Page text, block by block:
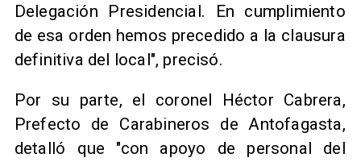
Delegación Presidencial. En cumplimiento
de esa orden hemos precedido a la clausura
definitiva del local", precisó.
Por su parte, el coronel Héctor Cabrera,
Prefecto de Carabineros de Antofagasta,
detalló que "con apoyo de personal del